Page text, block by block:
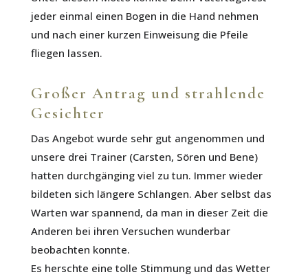
jeder einmal einen Bogen in die Hand nehmen
und nach einer kurzen Einweisung die Pfeile
fliegen lassen.
Großer Antrag und strahlende
Gesichter
Das Angebot wurde sehr gut angenommen und
unsere drei Trainer (Carsten, Sören und Bene)
hatten durchgänging viel zu tun. Immer wieder
bildeten sich längere Schlangen. Aber selbst das
Warten war spannend, da man in dieser Zeit die
Anderen bei ihren Versuchen wunderbar
beobachten konnte.
Es herschte eine tolle Stimmung und das Wetter